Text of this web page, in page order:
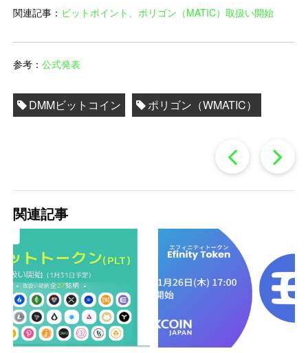
関連記事： ビットポイント、ポリゴン（MATIC）取扱い開始
参考：公式発表
DMMビットコイン ポリゴン（WMATIC）
過
去
投
稿
関連記事